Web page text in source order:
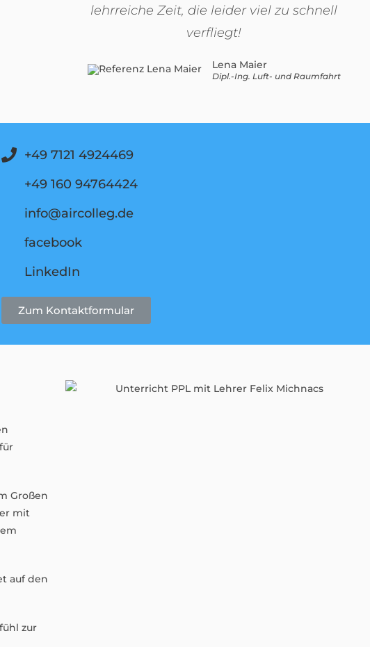
lehrreiche Zeit, die leider viel zu schnell
verfliegt!
Lena Maier
Dipl.-Ing. Luft- und Raumfahrt
+49 7121 4924469
+49 160 94764424
info@aircolleg.de
facebook
LinkedIn
Zum Kontaktformular
Großen
mit
auf den
zur